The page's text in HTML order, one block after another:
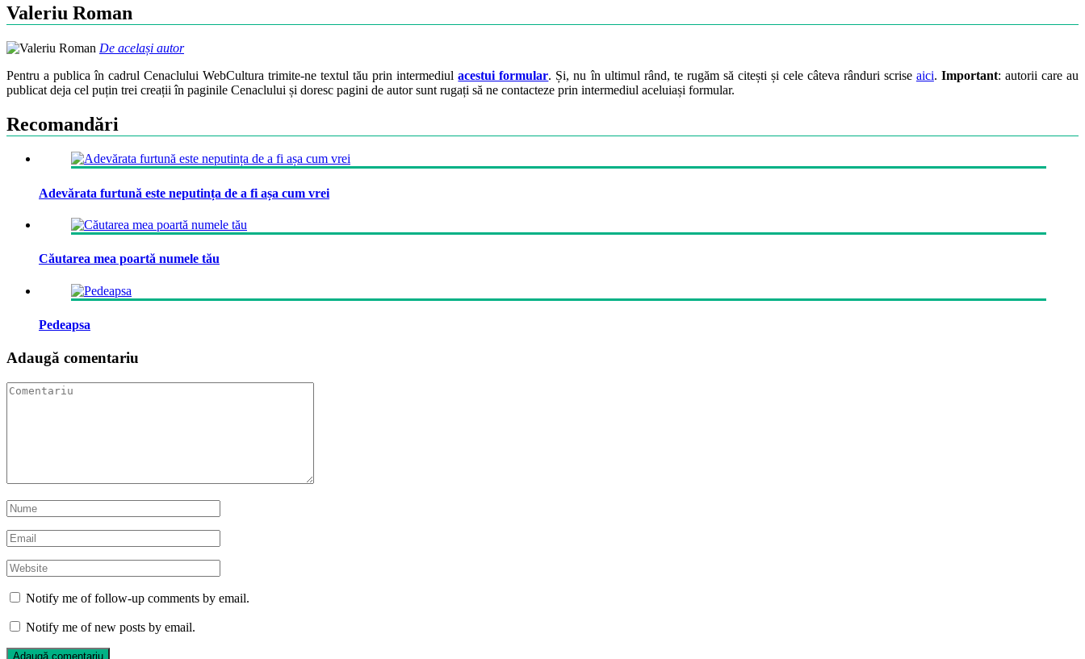
Valeriu Roman
De același autor
Pentru a publica în cadrul Cenaclului WebCultura trimite-ne textul tău prin intermediulacestui formular. Și, nu în ultimul rând, te rugăm să citești și cele câteva rânduri scrise aici. Important: autorii care au
publicat deja cel puțin trei creații în paginile Cenaclului și doresc pagini de autor sunt rugați să ne contacteze prin intermediul aceluiași formular.
Recomandări
Adevărata furtună este neputința de a fi așa cum vrei
Căutarea mea poartă numele tău
Pedeapsa
Adaugă comentariu
Notify me of follow-up comments by email.
Notify me of new posts by email.